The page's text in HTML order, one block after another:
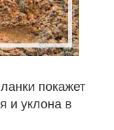
покажет
и уклона в